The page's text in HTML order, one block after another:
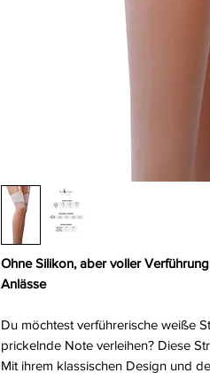
Ohne Silikon, aber voller
Anlässe
Du möchtest verführerische weiße
prickelnde Note verleihen? Diese
Mit ihrem klassischen Design und